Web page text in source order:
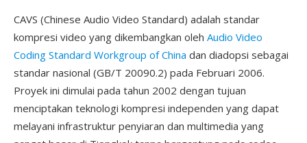
CAVS (Chinese Audio Video Standard) adalah standar
kompresi video yang dikembangkan oleh Audio Video
Coding Standard Workgroup of China dan diadopsi sebagai
standar nasional (GB/T 20090.2) pada Februari 2006.
Proyek ini dimulai pada tahun 2002 dengan tujuan
menciptakan teknologi kompresi independen yang dapat
melayani infrastruktur penyiaran dan multimedia yang